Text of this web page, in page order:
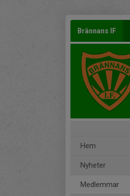
Brännans IF
Hem
Nyheter
Medlemmar